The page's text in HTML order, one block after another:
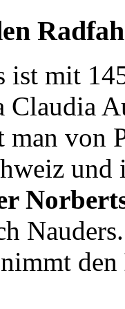
ist mit
man von
und
den